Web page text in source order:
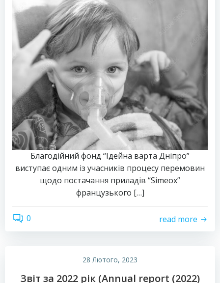
Благодійний фонд “Ідейна варта Дніпро”
виступає одним із учасників процесу перемовин
щодо постачання приладів “Simeox”
французького […]
0 read more
28 Лютого, 2023
Звіт за 2022 рік (Annual report (2022)